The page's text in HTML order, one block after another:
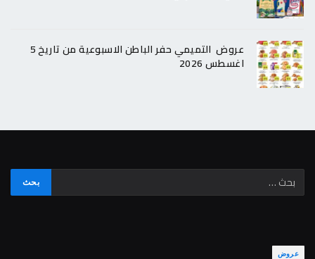
عروض التميمي حفر الباطن الاسبوعية من تاريخ 5
اغسطس 2026
عروض